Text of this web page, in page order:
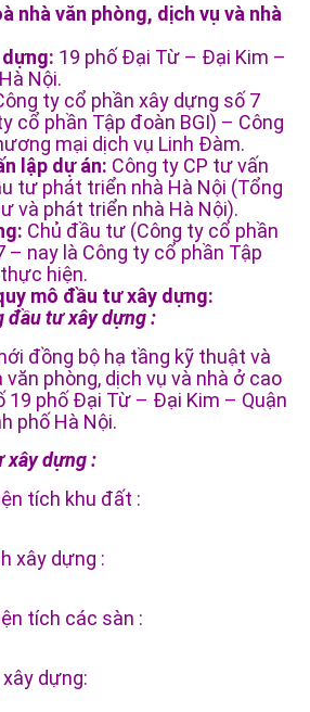
nhà văn phòng, dịch vụ và nhà
19 phố Đại Từ – Đại Kim –
Nội.
ty cổ phần xây dựng số 7
cổ phần Tập đoàn BGI) – Công
mại dịch vụ Linh Đàm.
lập dự án: Công ty CP tư vấn
tư phát triển nhà Hà Nội (Tổng
và phát triển nhà Hà Nội).
Chủ đầu tư (Công ty cổ phần
– nay là Công ty cổ phần Tập
hiện.
mô đầu tư xây dựng:
đầu tư xây dựng :
đồng bộ hạ tầng kỹ thuật và
phòng, dịch vụ và nhà ở cao
19 phố Đại Từ – Đại Kim – Quận
phố Hà Nội.
xây dựng :
tích khu đất :
xây dựng :
tích các sàn :
xây dựng: